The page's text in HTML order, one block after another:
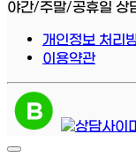
야간/주말/공휴일 상
개인정보 처리
이용약관